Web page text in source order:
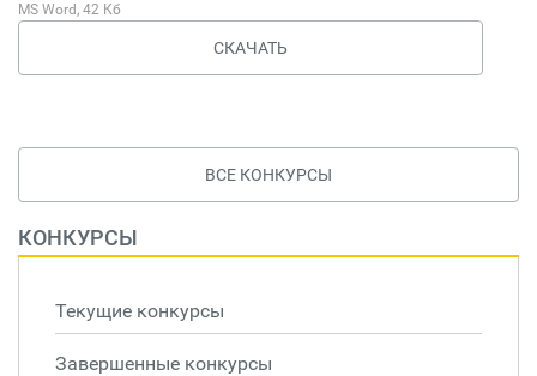
MS Word, 42 Кб
СКАЧАТЬ
ВСЕ КОНКУРСЫ
КОНКУРСЫ
Текущие конкурсы
Завершенные конкурсы